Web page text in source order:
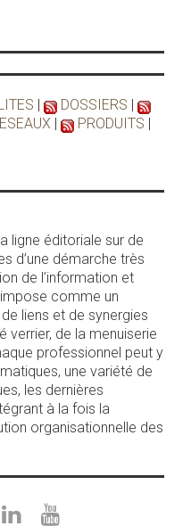
| DOSSIERS |
| PRODUITS |
ligne éditoriale sur de
d’une démarche très
de l’information et
comme un
liens et de synergies
verrier, de la menuiserie
professionnel peut y
une variété de
les dernières
à la fois la
organisationnelle des